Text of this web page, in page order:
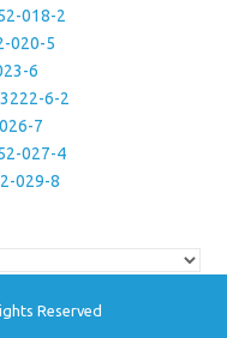
018-2
020-5
6
6-2
7
027-4
029-8
Reserved